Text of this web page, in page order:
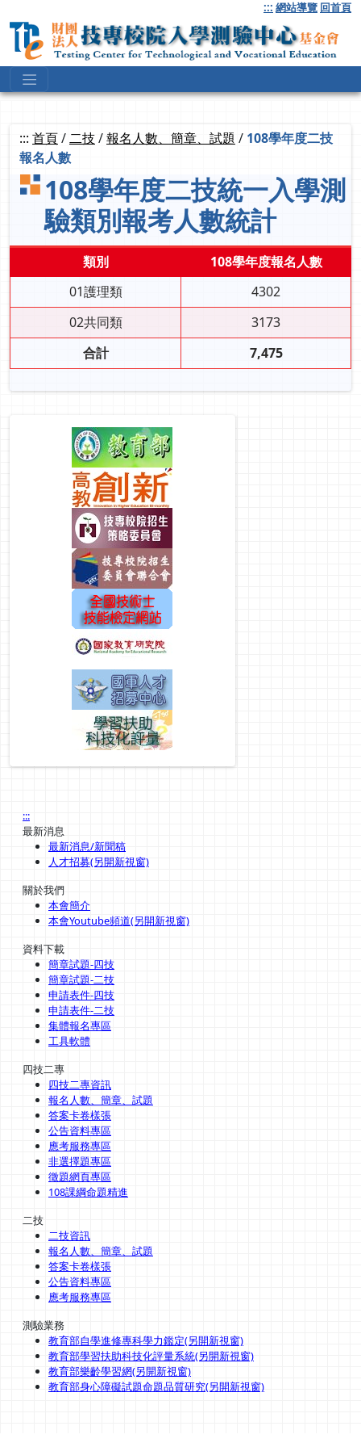
到
要
::: 網站導覽 回首頁
::: 首頁/二技/報名人數、簡章、試題 / 108學年度二技
報名人數
108學年度二技統一入學測
驗類別報考人數統計
類別
108學年度報名人數
01護理類
4302
02共同類
3173
合計
7,475
:::
最新消息
最新消息/新聞稿
人才招募(另開新視窗)
關於我們
本會簡介
本會Youtube頻道(另開新視窗)
資料下載
簡章試題-四技
簡章試題-二技
申請表件-四技
申請表件-二技
集體報名專區
工具軟體
四技二專
四技二專資訊
報名人數、簡章、試題
答案卡卷樣張
公告資料專區
應考服務專區
非選擇題專區
徵題網頁專區
108課綱命題精進
二技
二技資訊
報名人數、簡章、試題
答案卡卷樣張
公告資料專區
應考服務專區
測驗業務
教育部自學進修專科學力鑑定(另開新視窗)
教育部學習扶助科技化評量系統(另開新視窗)
教育部樂齡學習網(另開新視窗)
教育部身心障礙試題命題品質研究(另開新視窗)